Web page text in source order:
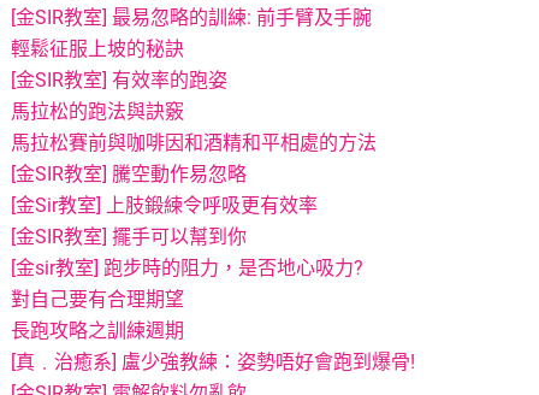
[金SIR教室] 最易忽略的訓練: 前手臂及手腕
輕鬆征服上坡的秘訣
[金SIR教室] 有效率的跑姿
馬拉松的跑法與訣竅
馬拉松賽前與咖啡因和酒精和平相處的方法
[金SIR教室] 騰空動作易忽略
[金Sir教室] 上肢鍛練令呼吸更有效率
[金SIR教室] 擺手可以幫到你
[金sir教室] 跑步時的阻力，是否地心吸力?
對自己要有合理期望
長跑攻略之訓練週期
[真﹒治癒系] 盧少強教練：姿勢唔好會跑到爆骨!